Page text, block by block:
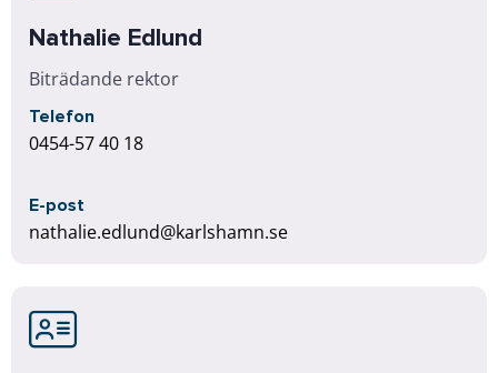
Nathalie Edlund
Biträdande rektor
Telefon
0454-57 40 18
E-post
nathalie.edlund@karlshamn.se